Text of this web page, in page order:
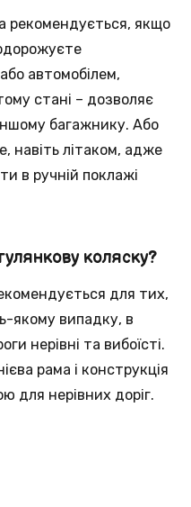
рекомендується, якщо
автомобілем,
стані – дозволяє
багажнику. Або
навіть літаком, адже
в ручній поклажі
коляску?
для тих,
якому випадку, в
нерівні та вибоїсті.
рама і конструкція
для нерівних доріг.